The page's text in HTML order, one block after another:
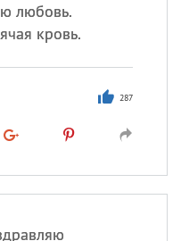
любовь.
кровь.
287
маяка
Годовщина битвы при
Бояка